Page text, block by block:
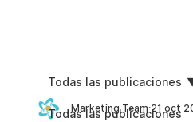
Todas las publicaciones
Todas las publicaciones
Marketing Team 21 oct